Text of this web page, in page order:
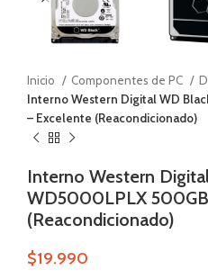
Inicio Componentes de PC
Interno Western Digital WD
– Excelente (Reacondicionado)
Interno Western
WD5000LPLX
(Reacondicionado)
$19.990